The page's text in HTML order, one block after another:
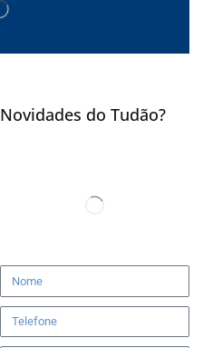
Novidades do Tudão?